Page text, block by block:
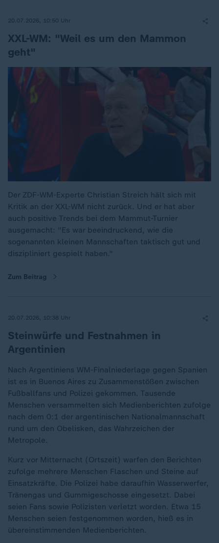
20.07.2026, 10:50 Uhr
XXL-WM: "Weil es um den Mammon
geht"
Der ZDF-WM-Experte Christian Streich hält sich mit
Kritik an der XXL-WM nicht zurück. Und er hat aber
auch positive Trends bei dem Mammut-Turnier
ausgemacht: "Es war beeindruckend, wie die
sogenannten kleinen Mannschaften taktisch gut und
diszipliniert gespielt haben."
Zum Beitrag
20.07.2026, 10:38 Uhr
Steinwürfe und Festnahmen in
Argentinien
Nach Argentiniens WM-Finalniederlage gegen Spanien
ist es in Buenos Aires zu Zusammenstößen zwischen
Fußballfans und Polizei gekommen. Tausende
Menschen versammelten sich Medienberichten zufolge
nach dem 0:1 der argentinischen Nationalmannschaft
rund um den Obelisken, das Wahrzeichen der
Metropole.
Kurz vor Mitternacht (Ortszeit) warfen den Berichten
zufolge mehrere Menschen Flaschen und Steine auf
Einsatzkräfte. Die Polizei habe daraufhin Wasserwerfer,
Tränengas und Gummigeschosse eingesetzt. Dabei
seien Fans sowie Polizisten verletzt worden. Etwa 15
Menschen seien festgenommen worden, hieß es in
übereinstimmenden Medienberichten.